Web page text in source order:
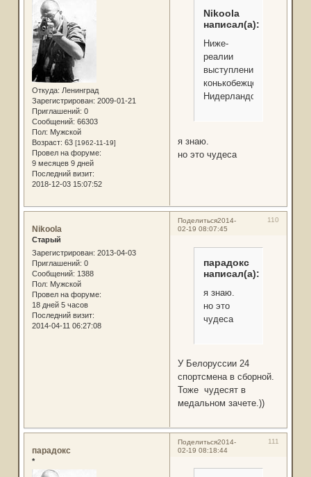
Откуда: Ленинград
Зарегистрирован: 2009-01-21
Приглашений: 0
Сообщений: 66303
Пол: Мужской
Возраст: 63 [1962-11-19]
Провел на форуме:
9 месяцев 9 дней
Последний визит:
2018-12-03 15:07:52
Nikoola
написал(а):
Ниже-
реалии
выступлений
конькобежцев
Нидерландов.
я знаю.
но это чудеса
Поделиться 110
2014-
02-19 08:07:45
Nikoola
Старый
Зарегистрирован: 2013-04-03
Приглашений: 0
Сообщений: 1388
Пол: Мужской
Провел на форуме:
18 дней 5 часов
Последний визит:
2014-04-11 06:27:08
парадокс
написал(а):
я знаю.
но это
чудеса
У Белоруссии 24
спортсмена в сборной.
Тоже чудесят в
медальном зачете.))
Поделиться 111
2014-
02-19 08:18:44
парадокс
*